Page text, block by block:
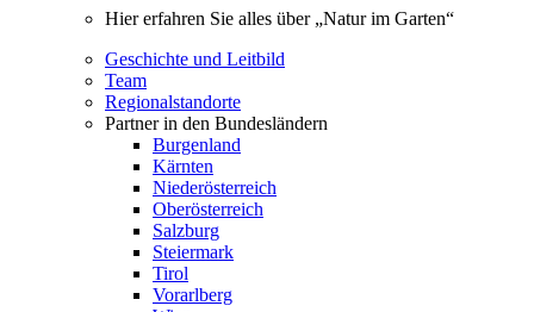
Hier erfahren Sie alles über „Natur im Garten“
Geschichte und Leitbild
Team
Regionalstandorte
Partner in den Bundesländern
Burgenland
Kärnten
Niederösterreich
Oberösterreich
Salzburg
Steiermark
Tirol
Vorarlberg